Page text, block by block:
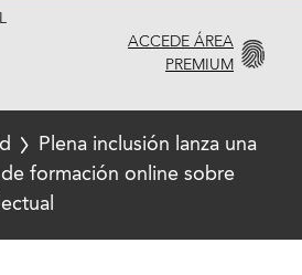
ACCEDE ÁREA
PREMIUM
Plena inclusión lanza una
formación online sobre